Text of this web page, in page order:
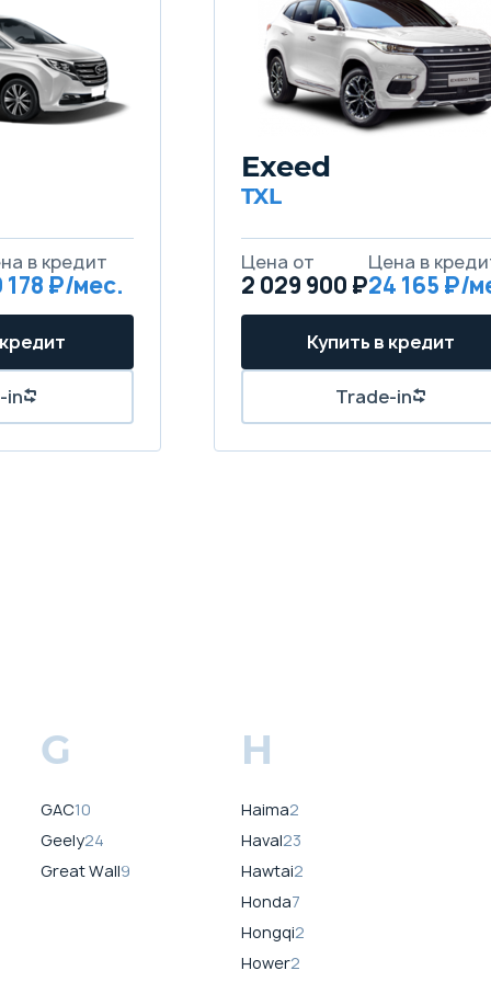
178
Exeed
TXL
2 029 900 ₽24 165
G
GAC10
Geely24
Great Wall9
H
Haima2
Haval23
Hawtai2
Honda7
Hongqi2
Hower2